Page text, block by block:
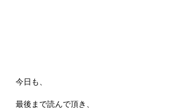
今日も、
最後まで読んで頂き、